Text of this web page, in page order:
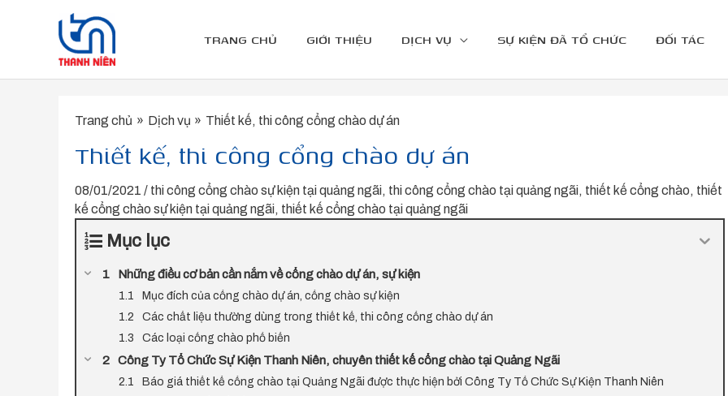
TRANG CHỦ GIỚI THIỆU DỊCH VỤ SỰ KIỆN ĐÃ TỔ CHỨC ĐỐI TÁC
Trang chủ Dịch vụ Thiết kế, thi công cổng chào dự án
Thiết kế, thi công cổng chào dự án
08/01/2021 / thi công cổng chào sự kiện tại quảng ngãi, thi công cổng chào tại quảng ngãi, thiết kế cổng chào, thiết
kế cổng chào sự kiện tại quảng ngãi, thiết kế cổng chào tại quảng ngãi
Mục lục
Những điều cơ bản cần nắm về cổng chào dự án, sự kiện
Mục đích của cổng chào dự án, cổng chào sự kiện
Các chất liệu thường dùng trong thiết kế, thi công cổng chào dự án
Các loại cổng chào phổ biến
Công Ty Tổ Chức Sự Kiện Thanh Niên, chuyên thiết kế cổng chào tại Quảng Ngãi
Báo giá thiết kế cổng chào tại Quảng Ngãi được thực hiện bởi Công Ty Tổ Chức Sự Kiện Thanh Niên